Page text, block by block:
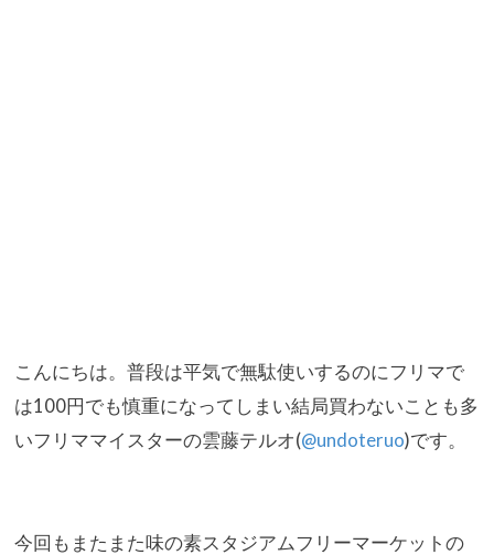
こんにちは。 普段は平気で無駄使いするのにフリマで
は100円でも慎重になってしまい結局買わないことも多
いフリママイスターの雲藤テルオ(@undoteruo)です。
今回もまたまた味の素スタジアムフリーマーケットの